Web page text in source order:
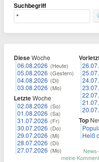
Suchbegriff
DieseWoche
06.08.2026 (Heute)
05.08.2026 (Gestern)
04.08.2026 (Di)
03.08.2026 (Mo)
LetzteWoche
02.08.2026 (So)
01.08.2026 (Sa)
31.07.2026 (Fr)
30.07.2026 (Do)
29.07.2026 (Mi)
28.07.2026 (Di)
27.07.2026 (Mo)
Top
Heiß
meine